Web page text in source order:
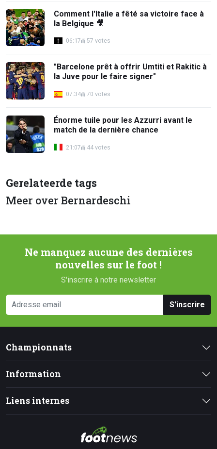
Comment l'Italie a fêté sa victoire face à
la Belgique 🎥
06:17 57 votes
"Barcelone prêt à offrir Umtiti et Rakitic à
la Juve pour le faire signer"
07:34 70 votes
Énorme tuile pour les Azzurri avant le
match de la dernière chance
21:07 44 votes
Gerelateerde tags
Meer over Bernardeschi
Ne manquez aucune des dernières
nouvelles sur le foot !
S'inscrire à notre newsletter
S'inscrire
Championnats
Information
Liens internes